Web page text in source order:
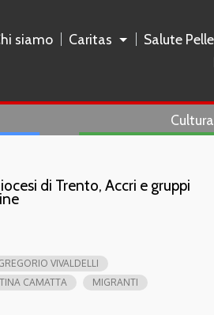
siamo Caritas Salute
Cultura
di Trento, Accri e gruppi
VIVALDELLI
CAMATTA MIGRANTI